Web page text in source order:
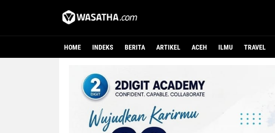
HOME INDEKS BERITA ARTIKEL ACEH ILMU TRAVEL